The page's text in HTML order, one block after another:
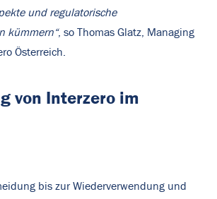
und regulatorische
kümmern“, so Thomas Glatz, Managing
Österreich.
von Interzero im
bis zur Wiederverwendung und